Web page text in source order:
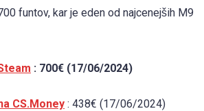
funtov, kar je eden od najcenejših M9
: 700€ (17/06/2024)
CS.Money : 438€ (17/06/2024)